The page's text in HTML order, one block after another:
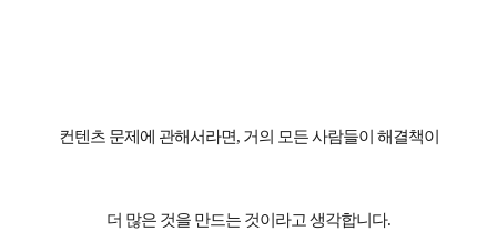
컨텐츠 문제에 관해서라면, 거의 모든 사람들이 해결책이
더 많은 것을 만드는 것이라고 생각합니다.